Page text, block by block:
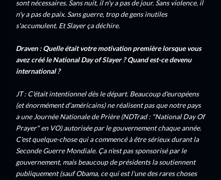
sont nécessaires. Sans nuit, il n'y a pas de jour. Sans violence, il
n'y a pas de paix. Sans guerre, trop de gens inutiles
s'accumulent. Et Slayer ça déchire.
Draven : Quelle était votre motivation première lorsque vous
avez créé le National Day of Slayer ? Quand est-ce devenu
international ?
JT : C'était intentionnel dès le départ. Beaucoup d'européens
(et énormément d'américains) ne réalisent pas que notre pays
a une Journée Nationale de Prière (NDTrad : "National Day Of
Prayer" en VO) autorisée par le gouvernement chaque année.
C'est quelque-chose qui a commencé à être sérieux durant la
Seconde Guerre Mondiale. Ça n'est pas sponsorisé par le
gouvernement, mais beaucoup de présidents la soutiennent
publiquement (sauf Obama, ce qui est l'une des rares choses